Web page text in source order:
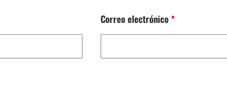
Correo electrónico*